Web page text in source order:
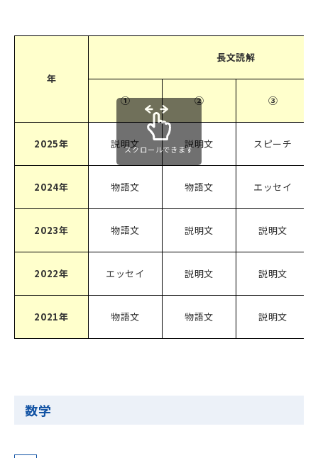
年
長文読解
① ② ③
2025年 説明文 説明文 スピーチ
2024年 物語文 物語文 エッセイ
2023年 物語文 説明文 説明文
2022年 エッセイ 説明文 説明文
2021年 物語文 物語文 説明文
スクロールできます
数学